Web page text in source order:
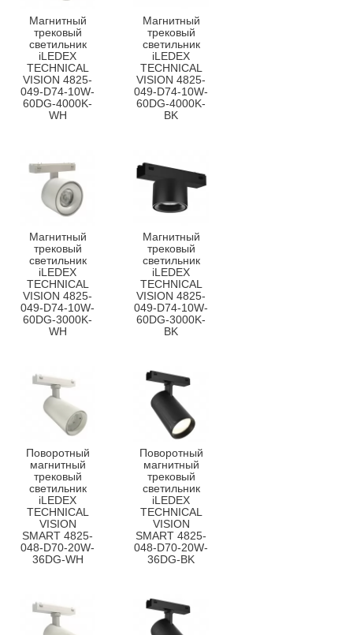
Магнитный
трековый
светильник
iLEDEX
TECHNICAL
VISION 4825-
049-D74-10W-
60DG-4000K-
WH
Магнитный
трековый
светильник
iLEDEX
TECHNICAL
VISION 4825-
049-D74-10W-
60DG-4000K-
BK
Магнитный
трековый
светильник
iLEDEX
TECHNICAL
VISION 4825-
049-D74-10W-
60DG-3000K-
WH
Магнитный
трековый
светильник
iLEDEX
TECHNICAL
VISION 4825-
049-D74-10W-
60DG-3000K-
BK
Поворотный
магнитный
трековый
светильник
iLEDEX
TECHNICAL
VISION
SMART 4825-
048-D70-20W-
36DG-WH
Поворотный
магнитный
трековый
светильник
iLEDEX
TECHNICAL
VISION
SMART 4825-
048-D70-20W-
36DG-BK